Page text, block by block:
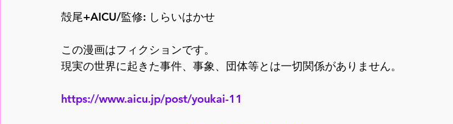
殻尾+AICU/監修: しらいはかせ
この漫画はフィクションです。
現実の世界に起きた事件、事象、団体等とは一切関係がありません。
https://www.aicu.jp/post/youkai-11